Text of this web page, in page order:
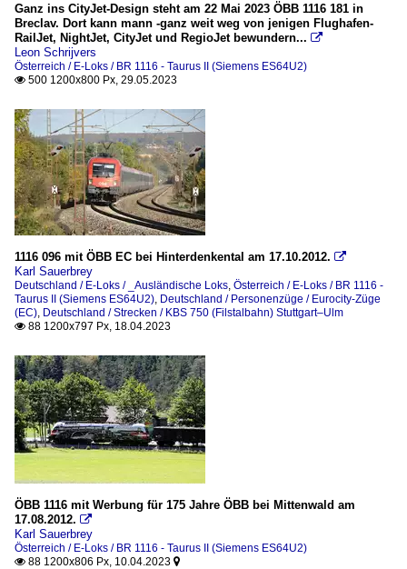
Ganz ins CityJet-Design steht am 22 Mai 2023 ÖBB 1116 181 in
Breclav. Dort kann mann -ganz weit weg von jenigen Flughafen-
RailJet, NightJet, CityJet und RegioJet bewundern... 
Leon Schrijvers
Österreich / E-Loks / BR 1116 - Taurus II (Siemens ES64U2)
 500 1200x800 Px, 29.05.2023
1116 096 mit ÖBB EC bei Hinterdenkental am 17.10.2012. 
Karl Sauerbrey
Deutschland / E-Loks / _Ausländische Loks, Österreich / E-Loks / BR 1116 -
Taurus II (Siemens ES64U2), Deutschland / Personenzüge / Eurocity-Züge
(EC), Deutschland / Strecken / KBS 750 (Filstalbahn) Stuttgart–Ulm
 88 1200x797 Px, 18.04.2023
ÖBB 1116 mit Werbung für 175 Jahre ÖBB bei Mittenwald am
17.08.2012. 
Karl Sauerbrey
Österreich / E-Loks / BR 1116 - Taurus II (Siemens ES64U2)
 88 1200x806 Px, 10.04.2023 